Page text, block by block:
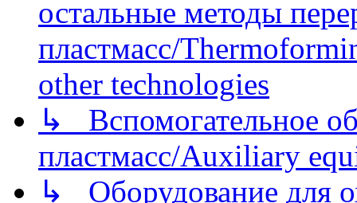
остальные методы
пластмасс/
other technologies
↳ Вспомогательное
пластмасс/Auxiliary
↳ Оборудование для